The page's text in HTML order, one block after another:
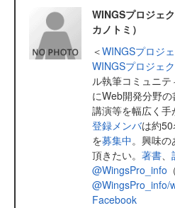
WINGSプロジェ
カノトミ）
＜WINGSプロジ
WINGSプロジェ
ル執筆コミュニ
にWeb開発分野の
講演等を幅広く
登録メンバは約
を募集中。興味の
頂きたい。 著書、
@WingsPro_info
@WingsPro_info/
Facebook